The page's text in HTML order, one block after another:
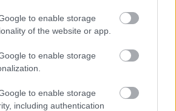
to enable storage
of the website or app.
to enable storage
to enable storage
including authentication